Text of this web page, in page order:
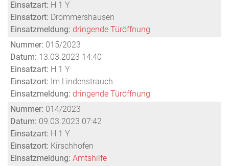
Einsatzart: H 1 Y
Einsatzort: Drommershausen
Einsatzmeldung: dringende Türöffnung
Nummer: 015/2023
Datum: 13.03.2023 14:40
Einsatzart: H 1 Y
Einsatzort: Im Lindenstrauch
Einsatzmeldung: dringende Türöffnung
Nummer: 014/2023
Datum: 09.03.2023 07:42
Einsatzart: H 1 Y
Einsatzort: Kirschhofen
Einsatzmeldung: Amtshilfe